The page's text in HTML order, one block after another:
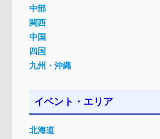
中部
関西
中国
四国
九州・沖縄
イベント・エリア
北海道